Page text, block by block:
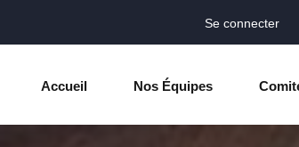
Se connecter
Accueil Nos Équipes